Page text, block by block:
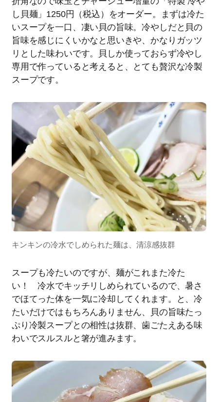
し貝麺」1250円（税込）をオーダー。まずは冷た
いスープを一口、凄い貝の旨味。冷やしだと貝の
旨味を感じにくいかなと思いきや、かなりガッツ
リとした味わいです。貝しか使っておらず冷やし
専用で作っていると考えると、とても贅沢な冷製
スープです。
キンキンの冷水でしめられた麺は、清涼感抜群
スープも冷たいのですが、麺がこれまた冷た
い！ 冷水でキッチリしめられているので、暑さ
でほてった体を一気に冷却してくれます。と、冷
たいだけではもちろんありません、貝の旨味たっ
ぷり冷製スープとの相性は抜群、歯ごたえある味
わいでスルスルと箸が進みます。